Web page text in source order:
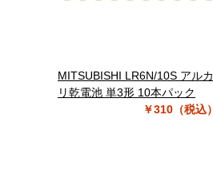
MITSUBISHI LR6N/10S アルカ
リ乾電池 単3形 10本パック
￥310（税込）